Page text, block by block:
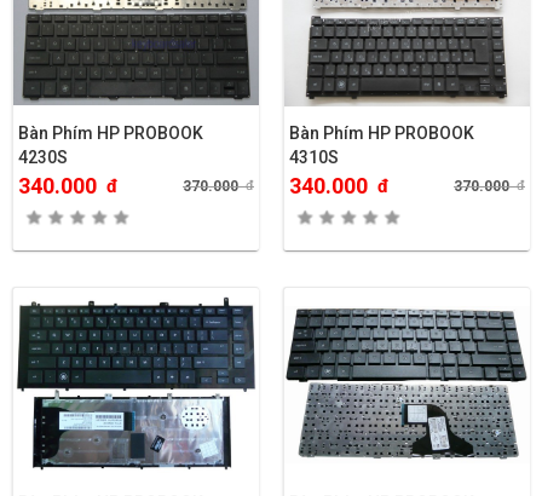
Bàn Phím HP PROBOOK
4230S
340.000 đ 370.000đ
Bàn Phím HP PROBOOK
4310S
340.000 đ 370.000đ